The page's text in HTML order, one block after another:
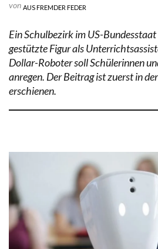
von AUS FREMDER FEDER
Ein Schulbezirk im US-
gestützte Figur als
Dollar-Roboter soll Schülerinnen
anregen. Der Beitrag ist zuerst in
erschienen.